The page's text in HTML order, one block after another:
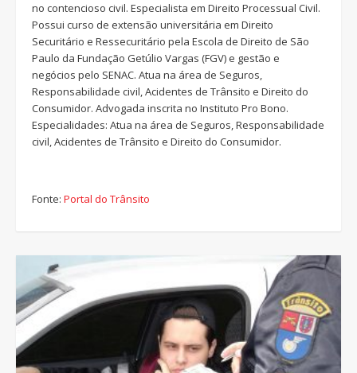
no contencioso civil. Especialista em Direito Processual Civil.
Possui curso de extensão universitária em Direito
Securitário e Ressecuritário pela Escola de Direito de São
Paulo da Fundação Getúlio Vargas (FGV) e gestão e
negócios pelo SENAC. Atua na área de Seguros,
Responsabilidade civil, Acidentes de Trânsito e Direito do
Consumidor. Advogada inscrita no Instituto Pro Bono.
Especialidades: Atua na área de Seguros, Responsabilidade
civil, Acidentes de Trânsito e Direito do Consumidor.
Fonte: Portal do Trânsito